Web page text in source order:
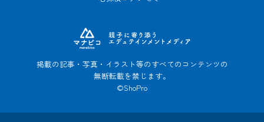
掲載の記事・写真・イラスト等のすべてのコンテンツの
無断転載を禁じます。
©ShoPro